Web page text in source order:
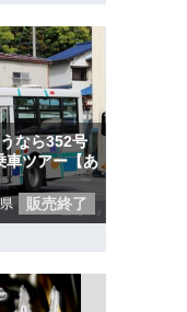
なら352号
車ツアー【あ
販売終了